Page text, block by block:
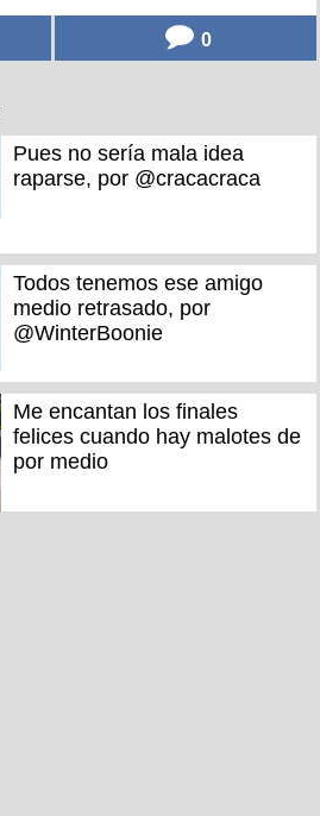
0
Pues no sería mala idea
raparse, por @cracacraca
Todos tenemos ese amigo
medio retrasado, por
@WinterBoonie
Me encantan los finales
felices cuando hay malotes de
por medio